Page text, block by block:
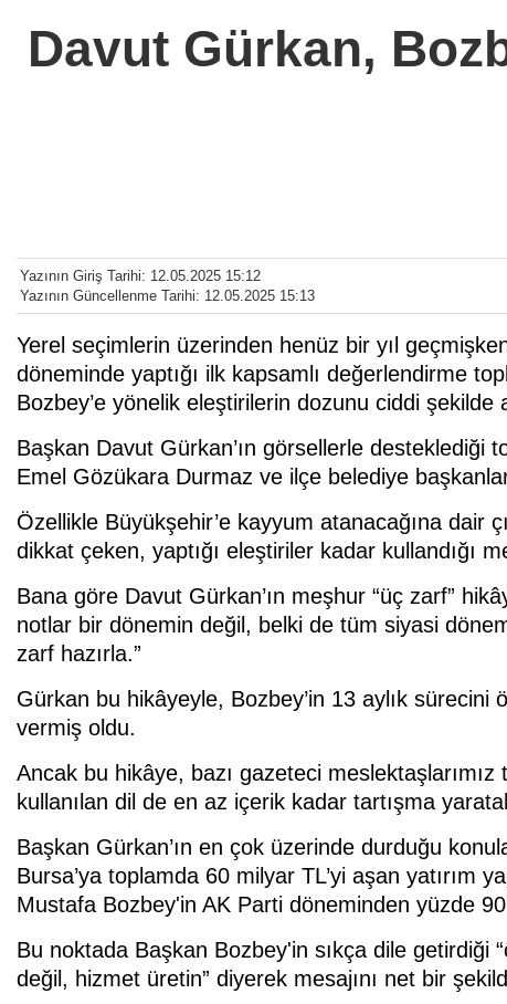
Davut Gürkan,
Yazının Giriş Tarihi: 12.05.2025 15:12
Yazının Güncellenme Tarihi: 12.05.2025 15:13
Yerel seçimlerin üzerinden henüz bir yıl
döneminde yaptığı ilk kapsamlı değerlendirme
Bozbey’e yönelik eleştirilerin dozunu ciddi şekilde
Başkan Davut Gürkan’ın görsellerle desteklediği
Emel Gözükara Durmaz ve ilçe belediye
Özellikle Büyükşehir’e kayyum atanacağına dair
dikkat çeken, yaptığı eleştiriler kadar kullandığı
Bana göre Davut Gürkan’ın meşhur “üç zarf”
notlar bir dönemin değil, belki de tüm siyasi
zarf hazırla.”
Gürkan bu hikâyeyle, Bozbey’in 13 aylık sürecini
vermiş oldu.
Ancak bu hikâye, bazı gazeteci
kullanılan dil de en az içerik kadar tartışma
Başkan Gürkan’ın en çok üzerinde durduğu
Bursa’ya toplamda 60 milyar TL’yi aşan yatırım
Mustafa Bozbey'in AK Parti döneminden yüzde
Bu noktada Başkan Bozbey'in sıkça dile getirdiği
değil, hizmet üretin” diyerek mesajını net bir